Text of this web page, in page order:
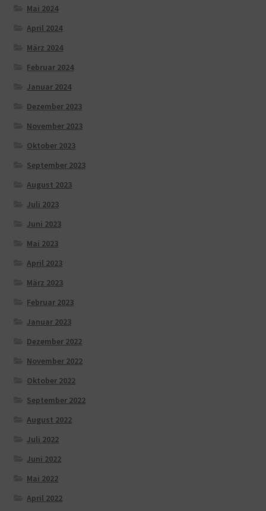
Mai 2024
April 2024
März 2024
Februar 2024
Januar 2024
Dezember 2023
November 2023
Oktober 2023
September 2023
August 2023
Juli 2023
Juni 2023
Mai 2023
April 2023
März 2023
Februar 2023
Januar 2023
Dezember 2022
November 2022
Oktober 2022
September 2022
August 2022
Juli 2022
Juni 2022
Mai 2022
April 2022